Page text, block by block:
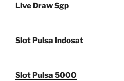
Live Draw Sgp
Slot Pulsa Indosat
Slot Pulsa 5000